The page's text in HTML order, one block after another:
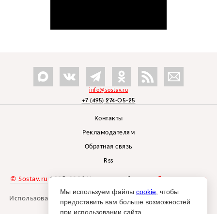
info@sostav.ru
+7 (495) 274-05-25
Контакты
Рекламодателям
Обратная связь
Rss
© Sostav.ru 1998-2026 Независимый проектбрендингового
агентства Depot
Использование материалов Sostav.ru допустимо только при
указании источника.
Мы используем файлы cookie , чтобы
предоставить вам больше возможностей
при использовании сайта.